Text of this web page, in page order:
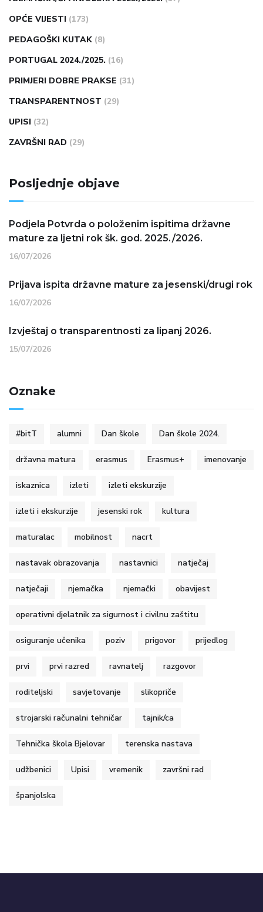
OPĆE VIJESTI (173)
PEDAGOŠKI KUTAK (8)
PORTUGAL 2024./2025. (16)
PRIMJERI DOBRE PRAKSE (31)
TRANSPARENTNOST (29)
UPISI (32)
ZAVRŠNI RAD (29)
Posljednje objave
Podjela Potvrda o položenim ispitima državne
mature za ljetni rok šk. god. 2025./2026.
16/07/2026
Prijava ispita državne mature za jesenski/drugi rok
16/07/2026
Izvještaj o transparentnosti za lipanj 2026.
15/07/2026
Oznake
#bitT alumni Dan škole Dan škole 2024.
državna matura erasmus Erasmus+ imenovanje
iskaznica izleti izleti ekskurzije
izleti i ekskurzije jesenski rok kultura
maturalac mobilnost nacrt
nastavak obrazovanja nastavnici natječaj
natječaji njemačka njemački obavijest
operativni djelatnik za sigurnost i civilnu zaštitu
osiguranje učenika poziv prigovor prijedlog
prvi prvi razred ravnatelj razgovor
roditeljski savjetovanje slikopriče
strojarski računalni tehničar tajnik/ca
Tehnička škola Bjelovar terenska nastava
udžbenici Upisi vremenik završni rad
španjolska